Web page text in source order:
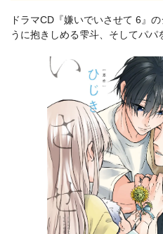
ドラマCD『嫌いでいさせて 6』
うに抱きしめる雫斗、そしてパパ